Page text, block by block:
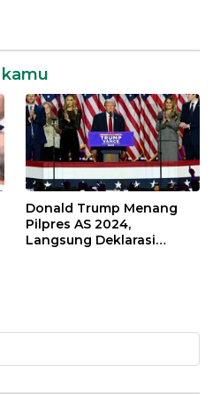
Donald Trump Menang
Pilpres AS 2024,
Langsung Deklarasi